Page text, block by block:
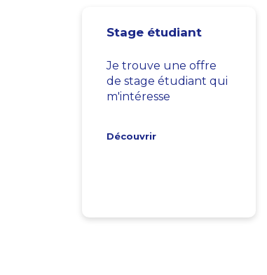
Stage étudiant
Je trouve une offre
de stage étudiant qui
m'intéresse
Découvrir